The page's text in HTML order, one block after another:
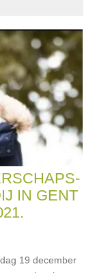
IN GENT
19 december